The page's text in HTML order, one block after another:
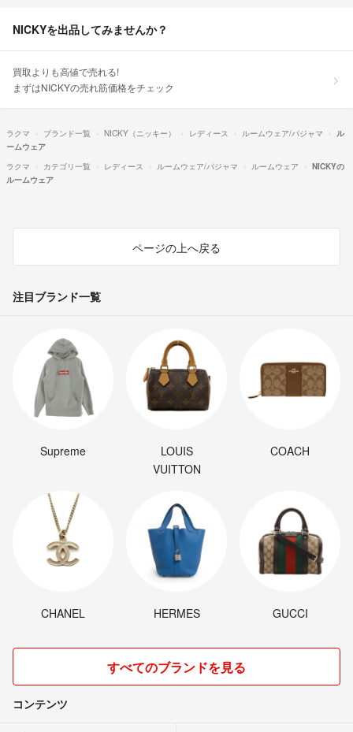
NICKYを出品してみませんか？
買取よりも高値で売れる!
まずはNICKYの売れ筋価格をチェック
ラクマ ブランド一覧 NICKY（ニッキー） レディース ルームウェア/パジャマ
ル
ームウェア
ラクマ
カテゴリ一覧 レディース ルームウェア/パジャマ ルームウェア
NICKYの
ルームウェア
ページの上へ戻る
注目ブランド一覧
Supreme
LOUIS
VUITTON
COACH
CHANEL HERMES GUCCI
すべてのブランドを見る
コンテンツ